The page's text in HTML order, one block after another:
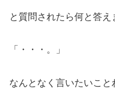
と質問されたら何と答え
「・・・。」
なんとなく言いたいこと